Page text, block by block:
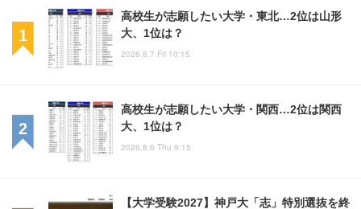
高校生が志願したい大学・東北…2位は山形
大、1位は？
2026.8.7 Fri 10:15
高校生が志願したい大学・関西…2位は関西
大、1位は？
2026.8.6 Thu 9:15
【大学受験2027】神戸大「志」特別選抜を終